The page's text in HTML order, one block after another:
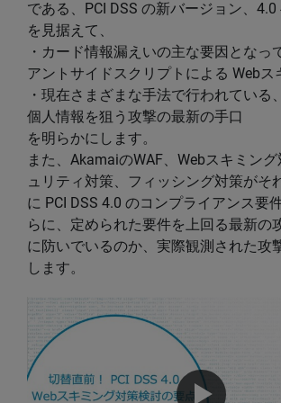
である、PCI DSS の新バージョン、4.0
を見据えて、
・カード情報漏えいの主な要因となっ
アントサイドスクリプトによる Webス
・現在さまざまな手法で行われている
個人情報を狙う攻撃の最新の手口
を明らかにします。
また、AkamaiのWAF、Webスキミン
ュリティ対策、フィッシング対策がそ
に PCI DSS 4.0 のコンプライアンス要
らに、定められた要件を上回る最新の
に防いでいるのか、実際観測された攻
します。